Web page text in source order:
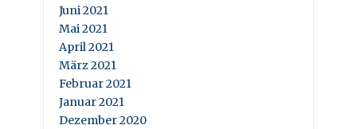
Juni 2021
Mai 2021
April 2021
März 2021
Februar 2021
Januar 2021
Dezember 2020